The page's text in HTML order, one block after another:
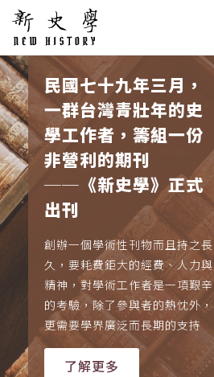
民國七十九年三月，
一群台灣青壯年的史
學工作者，籌組一份
非營利的期刊
──《新史學》正式
出刊
創辦一個學術性刊物而且持之長
久，要耗費鉅大的經費、人力與
精神，對學術工作者是一項艱辛
的考驗，除了參與者的熱忱外，
更需要學界廣泛而長期的支持
了解更多